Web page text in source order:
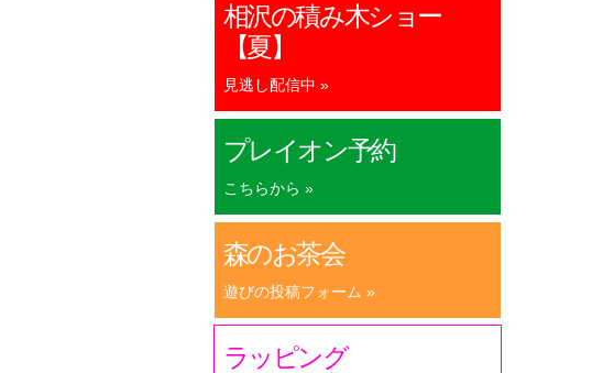
相沢の積み木ショー
【夏】
見逃し配信中 »
プレイオン予約
こちらから »
森のお茶会
遊びの投稿フォーム »
ラッピング